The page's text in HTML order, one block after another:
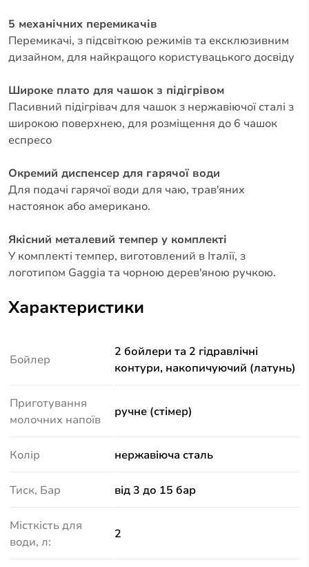
5 механічних перемикачів
Перемикачі, з підсвіткою режимів та ексклюзивним
дизайном, для найкращого користувацького досвіду
Широке плато для чашок з підігрівом
Пасивний підігрівач для чашок з нержавіючої сталі з
широкою поверхнею, для розміщення до 6 чашок
еспресо
Окремий диспенсер для гарячої води
Для подачі гарячої води для чаю, трав'яних
настоянок або американо.
Якісний металевий темпер у комплекті
У комплекті темпер, виготовлений в Італії, з
логотипом Gaggia та чорною дерев'яною ручкою.
Характеристики
Бойлер
2 бойлери та 2 гідравлічні
контури, накопичуючий (латунь)
Приготування
молочних напоїв
ручне (стімер)
Колір нержавіюча сталь
Тиск, Бар від 3 до 15 бар
Місткість для
води, л:
2